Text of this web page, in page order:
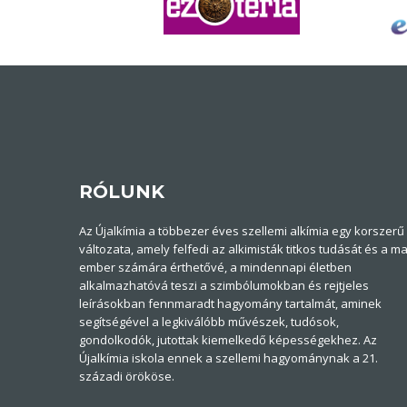
RÓLUNK
Az Újalkímia a többezer éves szellemi alkímia egy korszerű
változata, amely felfedi az alkimisták titkos tudását és a
ember számára érthetővé, a mindennapi életben
alkalmazhatóvá teszi a szimbólumokban és rejtjeles
leírásokban fennmaradt hagyomány tartalmát, aminek
segítségével a legkiválóbb művészek, tudósok,
gondolkodók, jutottak kiemelkedő képességekhez. Az
Újalkímia iskola ennek a szellemi hagyománynak a 21.
századi örököse.